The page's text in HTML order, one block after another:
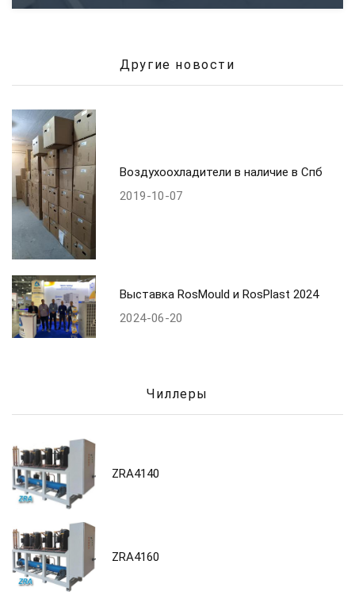
Другие новости
Воздухоохладители в наличие в Спб
2019-10-07
Выставка RosMould и RosPlast 2024
2024-06-20
Чиллеры
ZRA4140
ZRA4160